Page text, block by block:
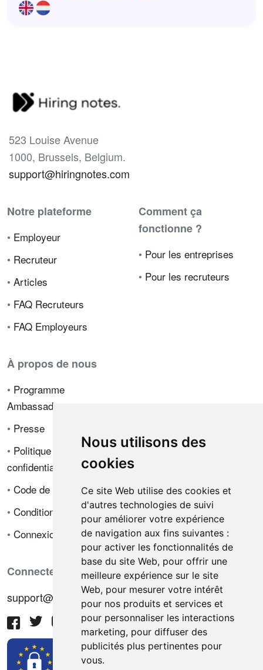
Nous utilisons des
cookies
Ce site Web utilise des cookies et
d'autres technologies de suivi
pour améliorer votre expérience
de navigation aux fins suivantes :
pour activer les fonctionnalités de
base du site Web, pour offrir une
meilleure expérience sur le site
Web, pour mesurer votre intérêt
pour nos produits et services et
pour personnaliser les interactions
marketing, pour diffuser des
publicités plus pertinentes pour
vous.
523 Louise Avenue
1000, Brussels, Belgium.
support@hiringnotes.com
Notre plateforme
• Employeur
• Recruteur
• Articles
• FAQ Recruteurs
• FAQ Employeurs
Comment ça
fonctionne ?
• Pour les entreprises
• Pour les recruteurs
À propos de nous
• Programme
Ambassadeur
• Presse
• Politique de
confidentialité
• Code de déontologie
• Conditions de vente
• Connexion
Connectez-vous avec nous
support@hiringnotes.com